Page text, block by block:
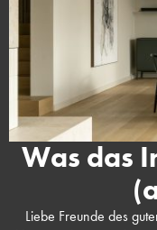
Was das
Liebe Freunde des